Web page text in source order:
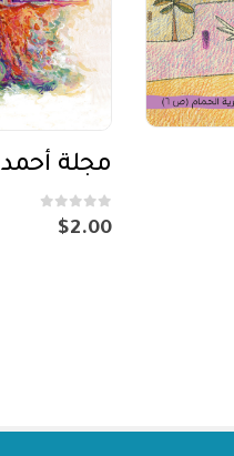
مجلة أحمد 298
0
$2.00